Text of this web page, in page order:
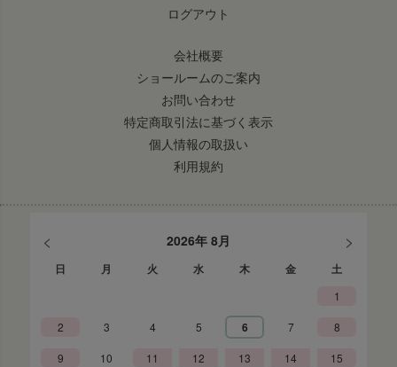
ログアウト
会社概要
ショールームのご案内
お問い合わせ
特定商取引法に基づく表示
個人情報の取扱い
利用規約
< 2026年 8月 >
日 月 火 水 木 金 土
1
2 3 4 5 6 7 8
9 10 11 12 13 14
15